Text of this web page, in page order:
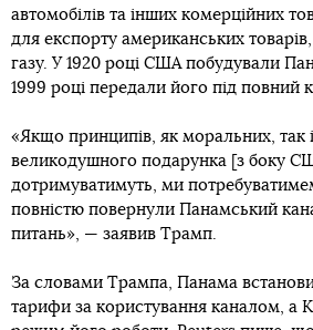
автомобілів та інших комерційних
для експорту американських
газу. У 1920 році США побудували
1999 році передали його під повний
«Якщо принципів, як моральних, так
великодушного подарунка [з боку
дотримуватимуть, ми
повністю повернули Панамський
питань», — заявив Трамп.
За словами Трампа, Панама
тарифи за користування каналом, а